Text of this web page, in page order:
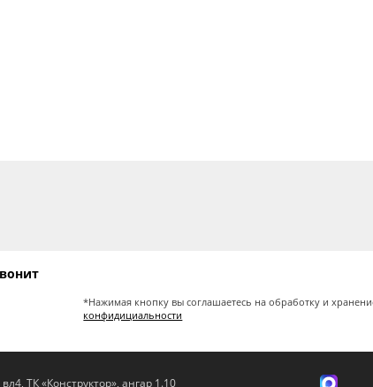
*Нажимая кнопку вы соглашаетесь на обработку и
конфидициальности
ТК «Конструктор», ангар 1.10